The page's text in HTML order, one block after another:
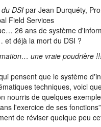
DSI par Jean Durquéty,
Field Services
26 ans de système
et déjà la mort du DSI ?
une vraie poudrière
pensent que le système
techniques, voici
nourris de quelques
l'exercice de ses
de réviser quelque peu